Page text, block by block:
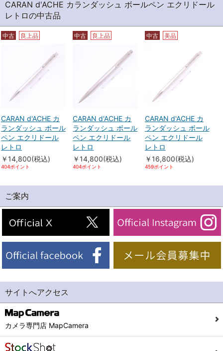
CARAN d'ACHE カランダッシュ ボールペン エクリドール
レトロの中古品
中古 良上品
CARAN d'ACHE カ
ランダッシュ ボール
ペン エクリドール
レトロ
￥14,800(税込)
404ポイント
中古 良上品
CARAN d'ACHE カ
ランダッシュ ボール
ペン エクリドール
レトロ
￥14,800(税込)
404ポイント
中古 美品
CARAN d'ACHE カ
ランダッシュ ボール
ペン エクリドール
レトロ
￥16,800(税込)
459ポイント
ご案内
サイトへアクセス
カメラ専門店 MapCamera